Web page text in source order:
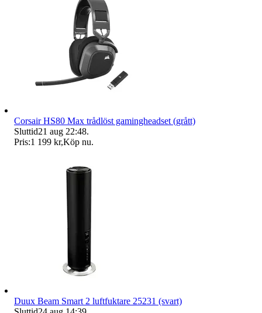
Corsair HS80 Max trådlöst gamingheadset (grått)
Sluttid21 aug 22:48.
Pris:1 199 kr,Köp nu.
Duux Beam Smart 2 luftfuktare 25231 (svart)